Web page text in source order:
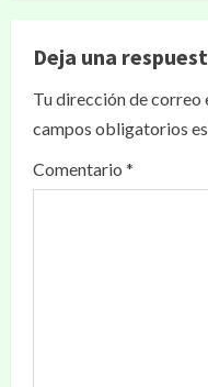
Deja una
Tu dirección de correo
campos obligatorios
Comentario *